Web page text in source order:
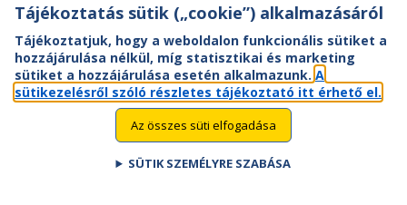
Tájékoztatás sütik („cookie”) alkalmazásáról
Tájékoztatjuk, hogy a weboldalon funkcionális sütiket a
hozzájárulása nélkül, míg statisztikai és marketing
sütiket a hozzájárulása esetén alkalmazunk. A
sütikezelésről szóló részletes tájékoztató itt érhető el.
Az összes süti elfogadása
SÜTIK SZEMÉLYRE SZABÁSA